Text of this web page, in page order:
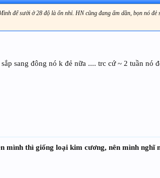
để sưởi ở 28 độ là ổn nhỉ. HN cũng đang ấm dần, bọn nó đẻ
sang đông nó k đẻ nữa .... trc cứ ~ 2 tuần nó
mình thì giống loại kim cương, nên mình nghĩ